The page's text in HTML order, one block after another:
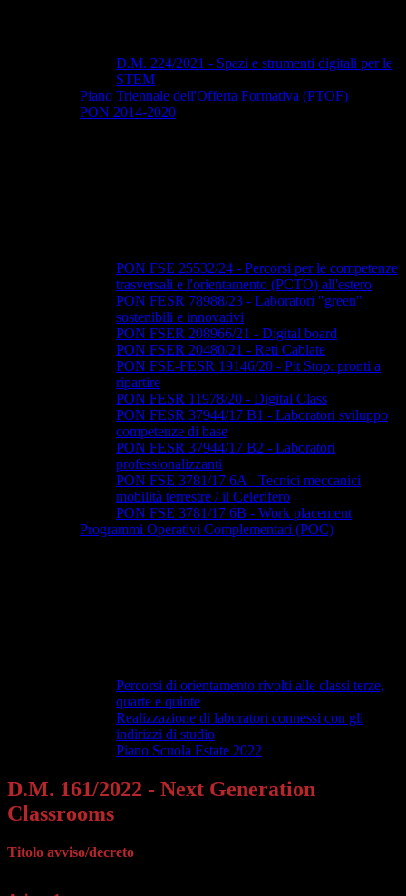
D.M. 224/2021 - Spazi e strumenti digitali per le
STEM
Piano Triennale dell'Offerta Formativa (PTOF)
PON 2014-2020
PON FSE 25532/24 - Percorsi per le competenze
trasversali e l'orientamento (PCTO) all'estero
PON FESR 78988/23 - Laboratori "green"
sostenibili e innovativi
PON FSER 208966/21 - Digital board
PON FSER 20480/21 - Reti Cablate
PON FSE-FESR 19146/20 - Pit Stop: pronti a
ripartire
PON FESR 11978/20 - Digital Class
PON FESR 37944/17 B1 - Laboratori sviluppo
competenze di base
PON FESR 37944/17 B2 - Laboratori
professionalizzanti
PON FSE 3781/17 6A - Tecnici meccanici
mobilità terrestre / il Celerifero
PON FSE 3781/17 6B - Work placement
Programmi Operativi Complementari (POC)
Percorsi di orientamento rivolti alle classi terze,
quarte e quinte
Realizzazione di laboratori connessi con gli
indirizzi di studio
Piano Scuola Estate 2022
D.M. 161/2022 - Next Generation
Classrooms
Titolo avviso/decreto